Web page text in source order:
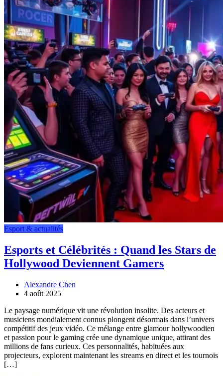
Esport & actualités
Esports et Célébrités : Quand les Stars de
Hollywood Deviennent Gamers
Alexandre Chen
4 août 2025
Le paysage numérique vit une révolution insolite. Des acteurs et
musiciens mondialement connus plongent désormais dans l’univers
compétitif des jeux vidéo. Ce mélange entre glamour hollywoodien
et passion pour le gaming crée une dynamique unique, attirant des
millions de fans curieux. Ces personnalités, habituées aux
projecteurs, explorent maintenant les streams en direct et les tournois
[…]